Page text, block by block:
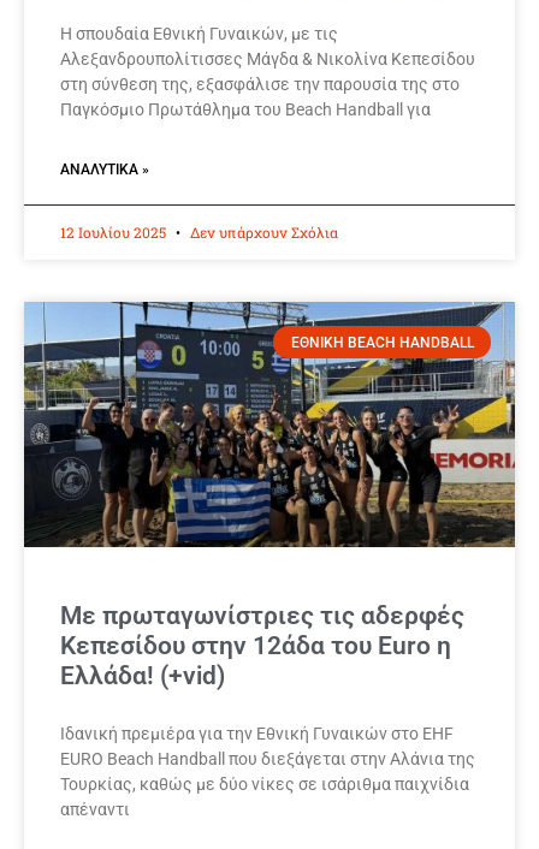
Η σπουδαία Εθνική Γυναικών, με τις
Αλεξανδρουπολίτισσες Μάγδα & Νικολίνα Κεπεσίδου
στη σύνθεση της, εξασφάλισε την παρουσία της στο
Παγκόσμιο Πρωτάθλημα του Beach Handball για
ΑΝΑΛΥΤΙΚΆ »
12 Ιουλίου 2025 Δεν υπάρχουν Σχόλια
ΕΘΝΙΚΗ BEACH HANDBALL
Με πρωταγωνίστριες τις αδερφές
Κεπεσίδου στην 12άδα του Euro η
Ελλάδα! (+vid)
Ιδανική πρεμιέρα για την Εθνική Γυναικών στο ΕΗF
EURO Beach Handball που διεξάγεται στην Αλάνια της
Τουρκίας, καθώς με δύο νίκες σε ισάριθμα παιχνίδια
απέναντι